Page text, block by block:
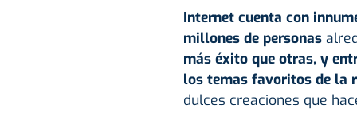
Internet cuenta con
millones de personas
más éxito que otras, y
los temas favoritos de la
dulces creaciones que